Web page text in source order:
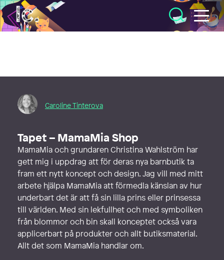
Illustratörcentrum
Caroline Tinterova
Tapet – MamaMia Shop
MamaMia och grundaren Christina Wahlström har
gett mig i uppdrag att för deras nya barnbutik ta
fram ett nytt koncept och design. Jag vill med mitt
arbete hjälpa MamaMia att förmedla känslan av hur
underbart det är att få sin lilla prins eller prinsessa
till världen. Med sin lekfullhet och med symboliken
från blommor och bin skall konceptet också vara
applicerbart på produkter och allt butiksmaterial.
Allt det som MamaMia handlar om.